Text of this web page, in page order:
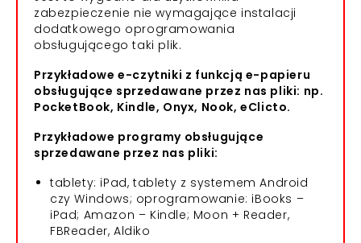
zabezpieczenie nie wymagające instalacji
dodatkowego oprogramowania
obsługującego taki plik.
Przykładowe e-czytniki z funkcją e-papieru
obsługujące sprzedawane przez nas pliki: np.
PocketBook, Kindle, Onyx, Nook, eClicto.
Przykładowe programy obsługujące
sprzedawane przez nas pliki:
tablety: iPad, tablety z systemem Android
czy Windows; oprogramowanie: iBooks –
iPad; Amazon – Kindle; Moon + Reader,
FBReader, Aldiko